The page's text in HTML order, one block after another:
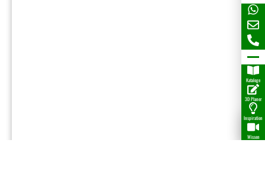
Kataloge
3D Planer
Inspiration
Wissen